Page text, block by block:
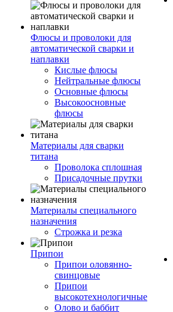
Флюсы и проволоки для
автоматической сварки и
наплавки
Кислые флюсы
Нейтральные флюсы
Основные флюсы
Высокоосновные
флюсы
Материалы для сварки
титана
Проволока сплошная
Присадочные прутки
Материалы специального
назначения
Строжка и резка
Припои
Припои оловянно-
свинцовые
Припои
высокотехнологичные
Олово и баббит